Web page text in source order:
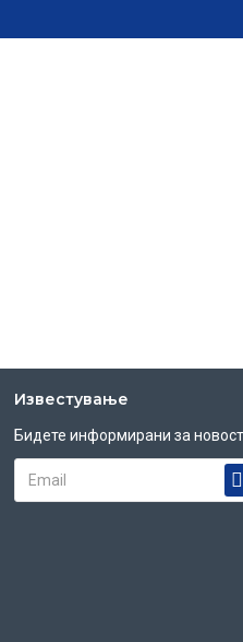
Известувањe
Бидете информирани за